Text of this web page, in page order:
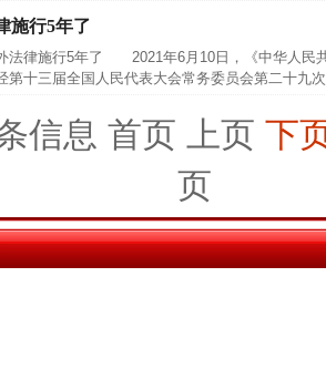
施行5年了
律施行5年了 2021年6月10日，《中华人民共
第十三届全国人民代表大会常务委员会第二十九
信息 首页 上页 下
页